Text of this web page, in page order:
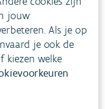
behandeld is,
en is
zacht water
de metalen
jouw
Als je op
je ook de
kiezen welke